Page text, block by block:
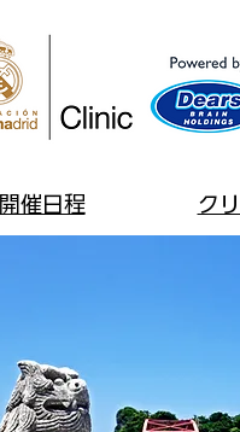
​開催日程 ク